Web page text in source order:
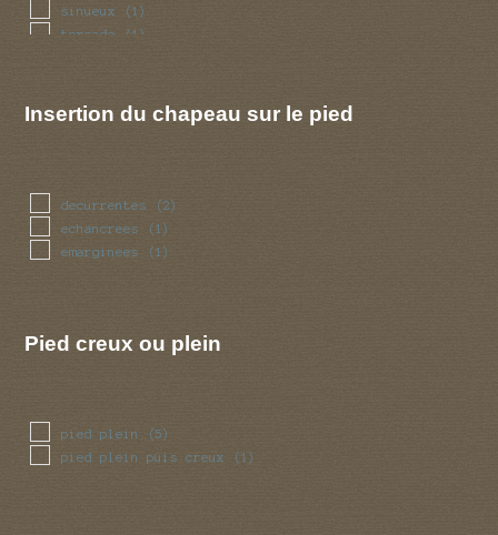
sinueux (1)
torsade (1)
Insertion du chapeau sur le pied
decurrentes (2)
echancrees (1)
emarginees (1)
Pied creux ou plein
pied plein (5)
pied plein puis creux (1)